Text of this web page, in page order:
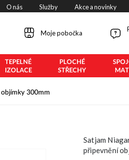
O nás Služby Akce a novinky
Moje pobočka
TEPELNÉ
IZOLACE
PLOCHÉ
STŘECHY
300mm
Satjam
připevnění